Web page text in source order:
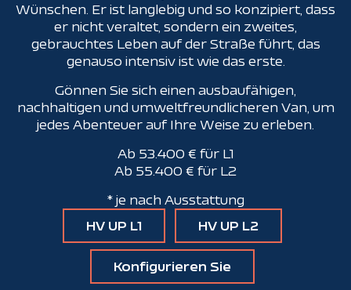
Wünschen. Er ist langlebig und so konzipiert, dass
er nicht veraltet, sondern ein zweites,
gebrauchtes Leben auf der Straße führt, das
genauso intensiv ist wie das erste.
Gönnen Sie sich einen ausbaufähigen,
nachhaltigen und umweltfreundlicheren Van, um
jedes Abenteuer auf Ihre Weise zu erleben.
Ab 53.400 € für L1
Ab 55.400 € für L2
* je nach Ausstattung
HV UP L1
HV UP L2
Konfigurieren Sie